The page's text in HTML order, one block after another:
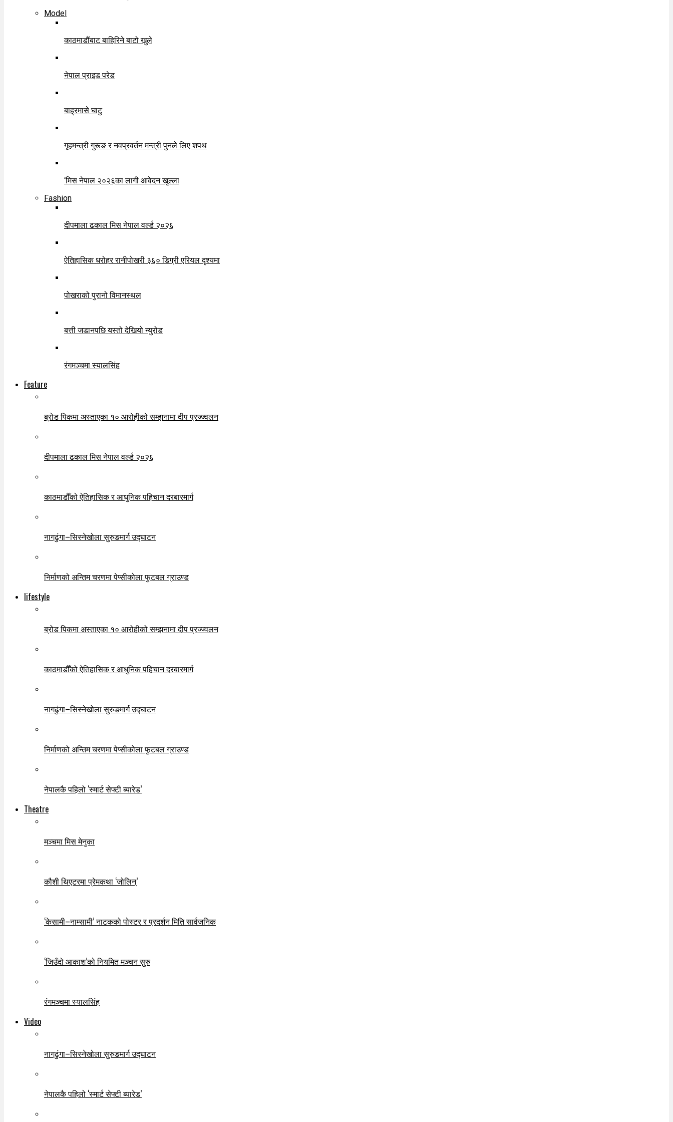
Model
काठमाडौंबाट बाहिरिने बाटो खुले
नेपाल प्राइड परेड
बाह्रमासे घाटु
गृहमन्त्री गुरूङ र नवप्रवर्तन मन्त्री पुनले लिए शपथ
‘मिस नेपाल २०२६का लागी आवेदन खुल्ला
Fashion
दीपमाला ढकाल मिस नेपाल वर्ल्ड २०२६
ऐतिहासिक धरोहर रानीपोखरी ३६० डिग्री एरियल दृश्यमा
पोखराको पुरानो विमानस्थल
बत्ती जडानपछि यस्तो देखियो न्युरोड
रंगमञ्चमा स्यालसिंह
Feature
ब्रोड पिकमा अस्ताएका १० आरोहीको सम्झनामा दीप प्रज्ज्वलन
दीपमाला ढकाल मिस नेपाल वर्ल्ड २०२६
काठमाडौँको ऐतिहासिक र आधुनिक पहिचान दरबारमार्ग
नागढुंगा–सिस्नेखोला सुरुङमार्ग उद्घाटन
निर्माणको अन्तिम चरणमा पेप्सीकोला फुटबल ग्राउण्ड
lifestyle
ब्रोड पिकमा अस्ताएका १० आरोहीको सम्झनामा दीप प्रज्ज्वलन
काठमाडौँको ऐतिहासिक र आधुनिक पहिचान दरबारमार्ग
नागढुंगा–सिस्नेखोला सुरुङमार्ग उद्घाटन
निर्माणको अन्तिम चरणमा पेप्सीकोला फुटबल ग्राउण्ड
नेपालकै पहिलो ‘स्मार्ट सेफ्टी ब्यारेड’
Theatre
मञ्चमा मिस मेनुका
कौशी थिएटरमा प्रेमकथा ‘जोलिन्’
‘केसामी–नाम्सामी’ नाटकको पोस्टर र प्रदर्शन मिति सार्वजनिक
‘जिउँदो आकाश’को नियमित मञ्चन सुरु
रंगमञ्चमा स्यालसिंह
Video
नागढुंगा–सिस्नेखोला सुरुङमार्ग उद्घाटन
नेपालकै पहिलो ‘स्मार्ट सेफ्टी ब्यारेड’